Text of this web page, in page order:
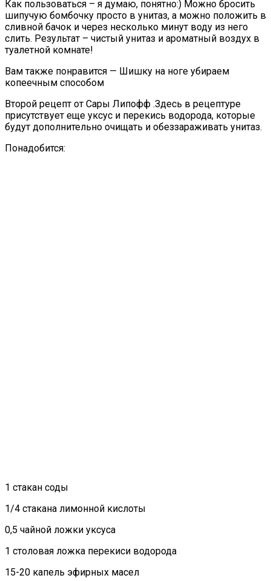
Как пользоваться – я думаю, понятно:) Можно бросить
шипучую бомбочку просто в унитаз, а можно положить в
сливной бачок и через несколько минут воду из него
слить. Результат – чистый унитаз и ароматный воздух в
туалетной комнате!
Вам также понравится — Шишку на ноге убираем
копеечным способом
Второй рецепт от Сары Липофф .Здесь в рецептуре
присутствует еще уксус и перекись водорода, которые
будут дополнительно очищать и обеззараживать унитаз.
Понадобится:
1 стакан соды
1/4 стакана лимонной кислоты
0,5 чайной ложки уксуса
1 столовая ложка перекиси водорода
15-20 капель эфирных масел